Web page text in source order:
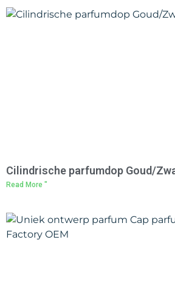
Cilindrische parfumdop Goud/
Read More "